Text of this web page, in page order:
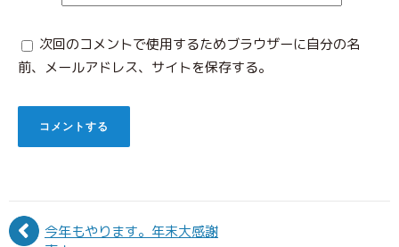
次回のコメントで使用するためブラウザーに自分の名
前、メールアドレス、サイトを保存する。
今年もやります。年末大感謝